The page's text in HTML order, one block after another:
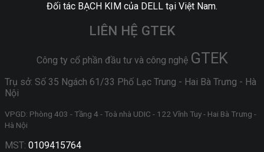
Đối tác BẠCH KIM của DELL tại Việt Nam.
LIÊN HỆ GTEK
Công ty cổ phần đầu tư và công nghệ GTEK
Trụ sở: Số 35 Ngách 61/33 Phố Lạc Trung - Hai Bà Trưng - Hà
Nội
VPGD: Phòng 403 - Tầng 4 - Toà nhà UDIC - 122 Vĩnh Tuy - Hai Bà Trưng -
Hà Nội
MST: 0109415764